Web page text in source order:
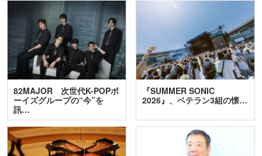
82MAJOR 次世代K-POPボ
ーイズグループの“今”を
訊…
『SUMMER SONIC
2026』、ベテラン3組の懐…